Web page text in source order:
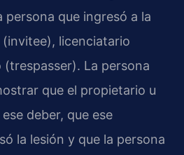
persona que ingresó a la
licenciatario
La persona
que el propietario u
deber, que ese
la lesión y que la persona